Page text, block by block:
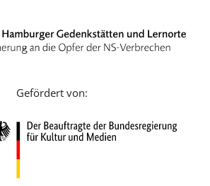
Gefördert von: